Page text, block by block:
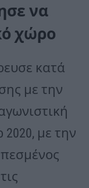
να
χώρο
κατά
με την
2020, με την